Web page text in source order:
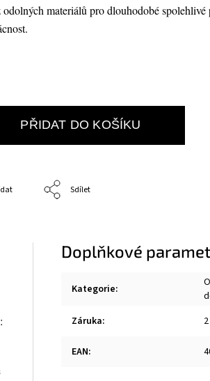
materiálů pro dlouhodobé spolehlivé
PŘIDAT DO KOŠÍKU
Sdílet
Doplňkové
Kategorie:
Záruka:
EAN: